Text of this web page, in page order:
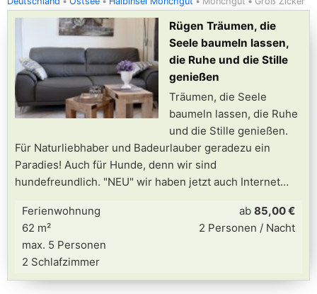
Rügen Träumen, die
Seele baumeln lassen,
die Ruhe und die Stille
genießen
Träumen, die Seele
baumeln lassen, die Ruhe
und die Stille genießen.
Für Naturliebhaber und Badeurlauber geradezu ein
Paradies! Auch für Hunde, denn wir sind
hundefreundlich. "NEU" wir haben jetzt auch Internet
Ferienwohnung
62 m²
max. 5 Personen
2 Schlafzimmer
ab 85,00 €
2 Personen / Nacht